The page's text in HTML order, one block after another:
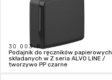
30.003-B
Podajnik do ręczników papierowych
składanych w Z seria ALVO LINE /
tworzywo PP czarne